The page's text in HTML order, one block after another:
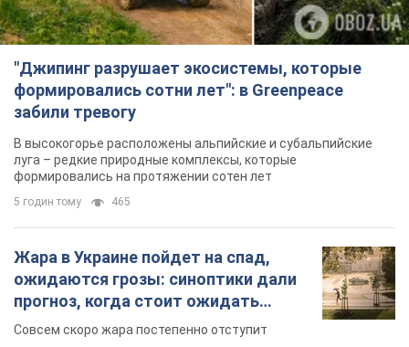
"Джипинг разрушает экосистемы, которые
формировались сотни лет": в Greenpeace
забили тревогу
В высокогорье расположены альпийские и субальпийские
луга – редкие природные комплексы, которые
формировались на протяжении сотен лет
5 годин тому 465
Жара в Украине пойдет на спад,
ожидаются грозы: синоптики дали
прогноз, когда стоит ожидать
изменения погоды
Совсем скоро жара постепенно отступит